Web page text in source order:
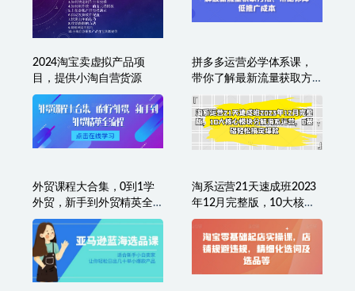
2024淘宝卖虚拟产品项
目，提供小淘自营货源
拼多多运营必学体系课，
带你了解最新流量获取方
法、帮助你降低推广成本
外贸课程大合集，0到1学
外贸，新手到外贸精英全
流程
淘系运营21天速成班2023
年12月完整版，10大核心
模块分解淘系运营，0基础
轻松搞定爆款